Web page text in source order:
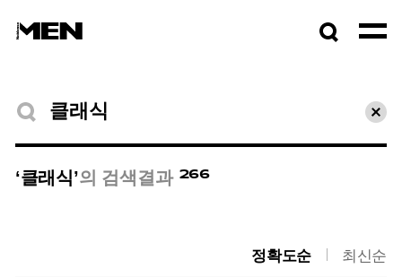
검색결과
초기
‘클래식’의 검색결과 266
정확도순 최신순